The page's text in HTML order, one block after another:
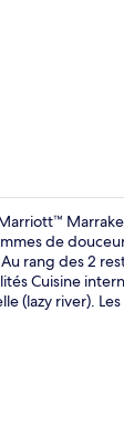
de
rang des 2
Cuisine
(lazy river).